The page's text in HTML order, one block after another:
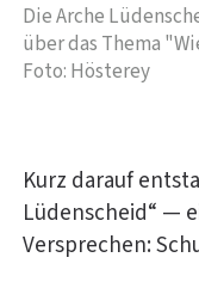
Die Arche
über das Thema
Foto: Hösterey
Kurz darauf
Lüdenscheid“ —
Versprechen: